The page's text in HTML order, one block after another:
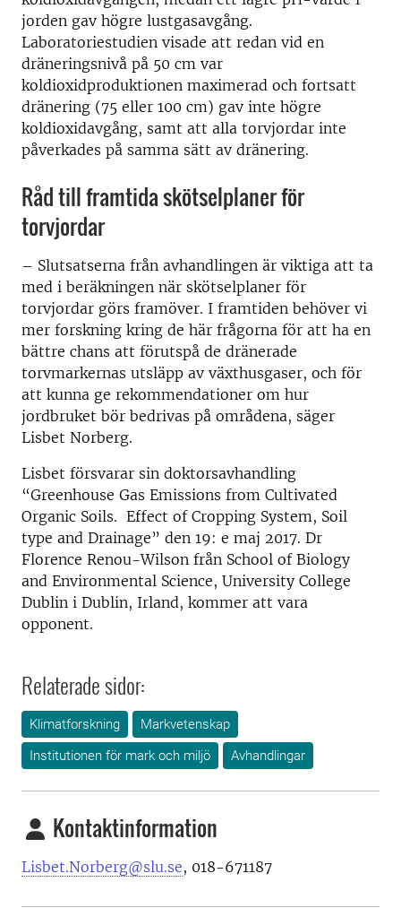
jorden gav högre lustgasavgång.
Laboratoriestudien visade att redan vid en
dräneringsnivå på 50 cm var
koldioxidproduktionen maximerad och fortsatt
dränering (75 eller 100 cm) gav inte högre
koldioxidavgång, samt att alla torvjordar inte
påverkades på samma sätt av dränering.
Råd till framtida skötselplaner för
torvjordar
– Slutsatserna från avhandlingen är viktiga att ta
med i beräkningen när skötselplaner för
torvjordar görs framöver. I framtiden behöver vi
mer forskning kring de här frågorna för att ha en
bättre chans att förutspå de dränerade
torvmarkernas utsläpp av växthusgaser, och för
att kunna ge rekommendationer om hur
jordbruket bör bedrivas på områdena, säger
Lisbet Norberg.
Lisbet försvarar sin doktorsavhandling
“Greenhouse Gas Emissions from Cultivated
Organic Soils. Effect of Cropping System, Soil
type and Drainage” den 19: e maj 2017. Dr
Florence Renou-Wilson från School of Biology
and Environmental Science, University College
Dublin i Dublin, Irland, kommer att vara
opponent.
Relaterade sidor:
Klimatforskning
Markvetenskap
Institutionen för mark och miljö
Avhandlingar
Kontaktinformation
Lisbet.Norberg@slu.se, 018-671187